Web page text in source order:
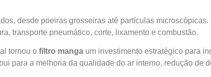
desde poeiras grosseiras até partículas
transporte pneumático, corte, lixamento e combustão.
tornou o filtro manga um investimento estratégico para
para a melhoria da qualidade do ar interno, redução de